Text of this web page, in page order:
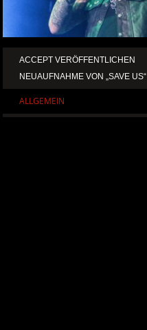
ACCEPT VERÖFFENTLICHEN
NEUAUFNAHME VON „SAVE US“
ALLGEMEIN